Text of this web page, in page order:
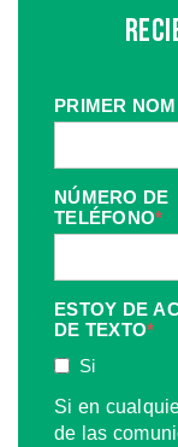
PRIMER
NÚMERO DE
TELÉFONO*
ESTOY DE
DE TEXTO*
Si
Si en
de las